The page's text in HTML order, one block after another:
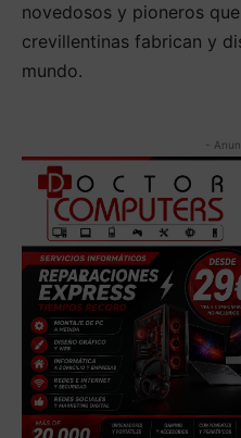
novedosos y pioneros
crevillentinas fabrican y
mundo.
-